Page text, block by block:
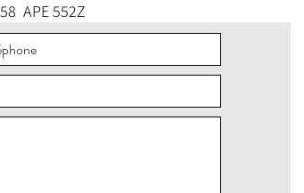
APE 552Z